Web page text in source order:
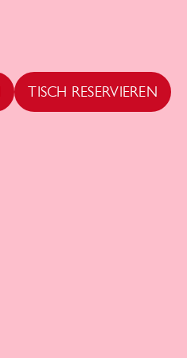
TISCH RESERVIEREN